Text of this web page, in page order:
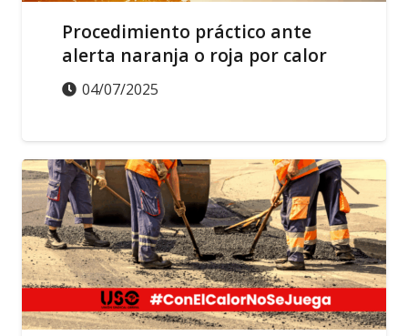
Procedimiento práctico ante
alerta naranja o roja por calor
04/07/2025
SALUD LABORAL